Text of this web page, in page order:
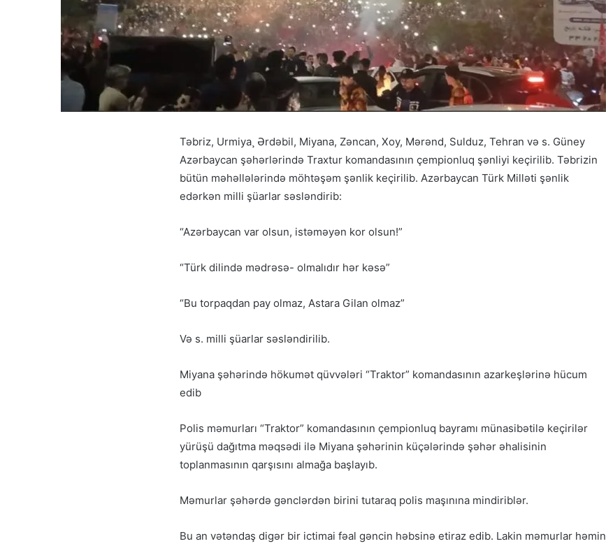
Təbriz, Urmiya¸ Ərdəbil, Miyana, Zəncan, Xoy, Mərənd, Sulduz, Tehran və s. Güney
Azərbaycan şəhərlərində Traxtur komandasının çempionluq şənliyi keçirilib. Təbrizin
bütün məhəllələrində möhtəşəm şənlik keçirilib. Azərbaycan Türk Milləti şənlik
edərkən milli şüarlar səsləndirib:
“Azərbaycan var olsun, istəməyən kor olsun!”
“Türk dilində mədrəsə- olmalıdır hər kəsə”
“Bu torpaqdan pay olmaz, Astara Gilan olmaz”
Və s. milli şüarlar səsləndirilib.
Miyana şəhərində hökumət qüvvələri “Traktor” komandasının azarkeşlərinə hücum
edib
Polis məmurları “Traktor” komandasının çempionluq bayramı münasibətilə keçirilər
yürüşü dağıtma məqsədi ilə Miyana şəhərinin küçələrində şəhər əhalisinin
toplanmasının qarşısını almağa başlayıb.
Məmurlar şəhərdə gənclərdən birini tutaraq polis maşınına mindiriblər.
Bu an vətəndaş digər bir ictimai fəal gəncin həbsinə etiraz edib. Lakin məmurlar həmin
MÜSAHİBƏ
çağırışla bağlı bəyanatı
hekayələri”